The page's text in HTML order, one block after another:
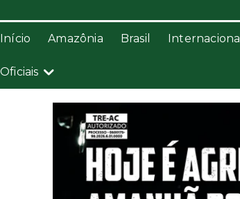
Início Amazônia Brasil Internacional
Oficiais